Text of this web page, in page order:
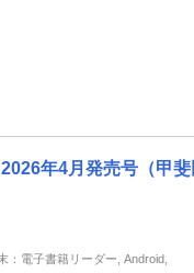
年4月発売号（甲
：電子書籍リーダー, Android,